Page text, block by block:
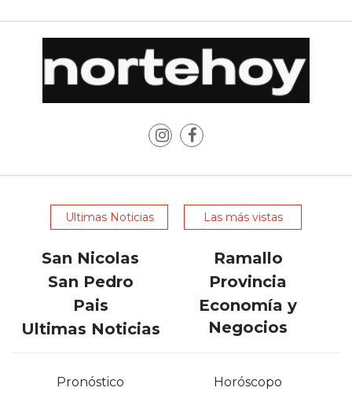
ELIGEN
PEDIDOS
MEJOR
Ultimas Noticias Las más vistas
San Nicolas
Ramallo
San Pedro
Provincia
Pais
Economía y
Negocios
Ultimas Noticias
Pronóstico Horóscopo